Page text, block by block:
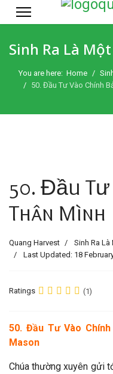
Sinh Ra Là
You are here: Home
50. Đầu Tư Vào Chính
50. Đầu
Thân Mình
Quang Harvest
Sinh Ra Là
Last Updated: 18
Ratings (1)
50. Đầu Tư Vào
Mason
Chúa thường xuyên gửi